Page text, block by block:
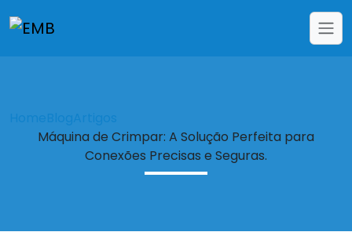
Home Blog
Artigos
Máquina de Crimpar: A Solução Perfeita para
Conexões Precisas e Seguras.